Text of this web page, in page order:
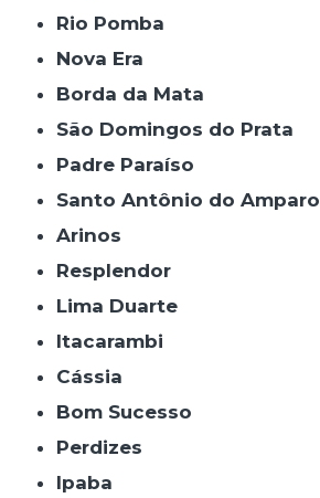
Rio Pomba
Nova Era
Borda da Mata
São Domingos do Prata
Padre Paraíso
Santo Antônio do Amparo
Arinos
Resplendor
Lima Duarte
Itacarambi
Cássia
Bom Sucesso
Perdizes
Ipaba